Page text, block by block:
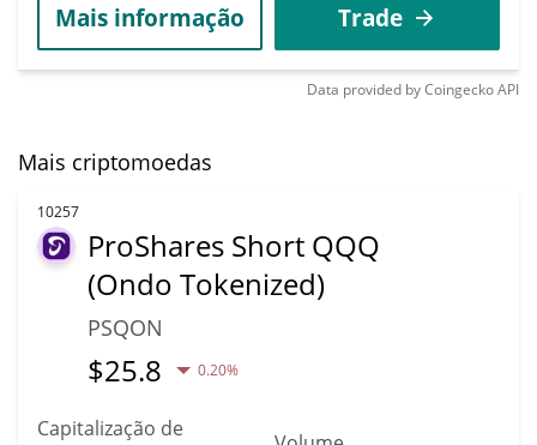
Mais informação Trade
Data provided byCoingeckoAPI
Mais criptomoedas
10257
ProShares Short QQQ
(Ondo Tokenized)
PSQON
$25.8 0.20%
Capitalização de